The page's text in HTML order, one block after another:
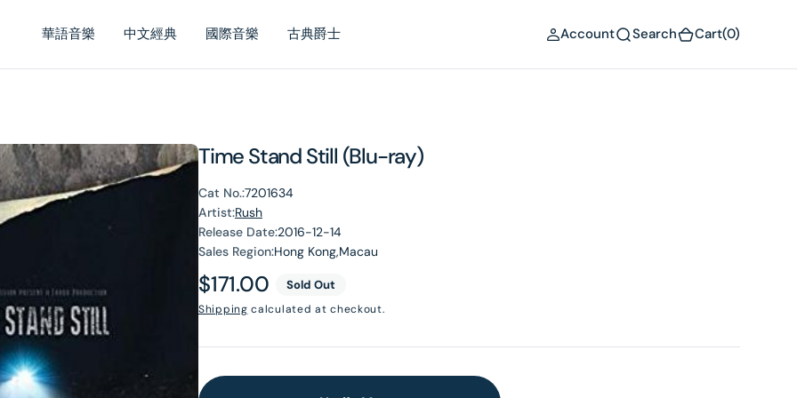
華語音樂 中文經典 國際音樂 古典爵士 Account Search Cart(0)
Time Stand Still (Blu-ray)
Cat No.:7201634
Artist:Rush
Release Date:2016-12-14
Sales Region:Hong Kong,Macau
Regular
price
$171.00 Sold Out
Shipping calculated at checkout.